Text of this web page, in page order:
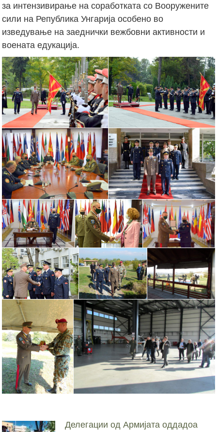
за интензивирање на соработката со Вооружените
сили на Република Унгарија особено во
изведување на заеднички вежбовни активности и
воената едукација.
Делегации од Армијата оддадоа